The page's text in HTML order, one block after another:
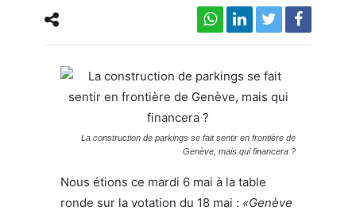
La construction de parkings se fait sentir en frontière de
Genève, mais qui financera ?
Nous étions ce mardi 6 mai à la table
ronde sur la votation du 18 mai : «Genève